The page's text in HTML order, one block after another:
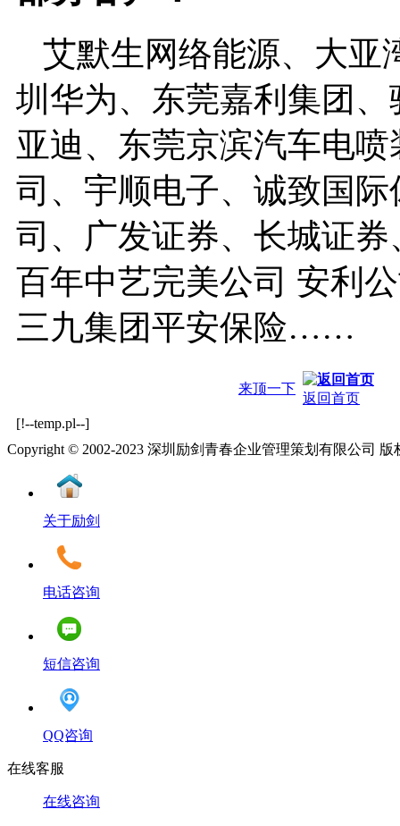
艾默生网络能源、大亚
圳华为、东莞嘉利集团
亚迪、东莞京滨汽车电
司、宇顺电子、诚致国
司、广发证券、长城证
百年中艺完美公司 安利
三九集团平安保险……
来顶一下
返回首页
[!--temp.pl--]
Copyright © 2002-2023 深圳励剑青春企业管理策划有限公司
关于励剑
电话咨询
短信咨询
QQ咨询
在线客服
在线咨询